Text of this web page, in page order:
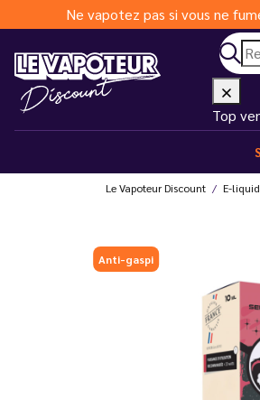
Ne vapotez pas si vous ne
Top
Le Vapoteur Discount E-
Anti-gaspi